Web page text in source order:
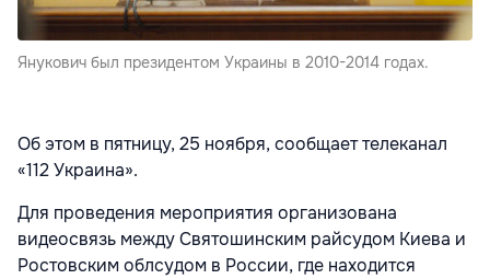
Янукович был президентом Украины в 2010-2014 годах.
Об этом в пятницу, 25 ноября, сообщает телеканал
«112 Украина».
Для проведения мероприятия организована
видеосвязь между Святошинским райсудом Киева и
Ростовским облсудом в России, где находится